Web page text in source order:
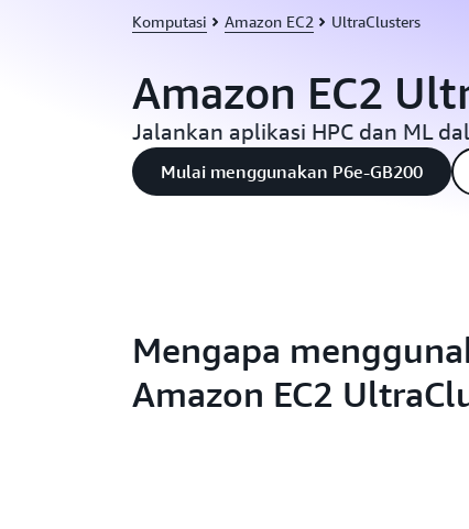
Komputasi Amazon EC2 UltraClusters
Amazon EC2
Jalankan aplikasi HPC dan ML
Mulai menggunakan P6e-GB200
Mengapa
Amazon EC2